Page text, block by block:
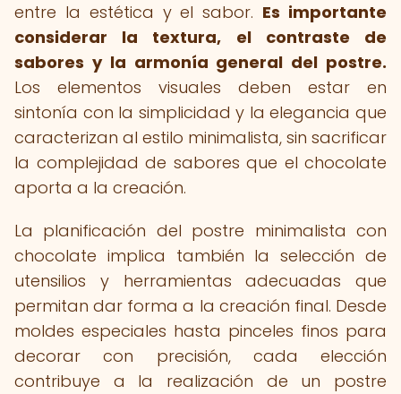
entre la estética y el sabor. Es importante
considerar la textura, el contraste de
sabores y la armonía general del postre.
Los elementos visuales deben estar en
sintonía con la simplicidad y la elegancia que
caracterizan al estilo minimalista, sin sacrificar
la complejidad de sabores que el chocolate
aporta a la creación.
La planificación del postre minimalista con
chocolate implica también la selección de
utensilios y herramientas adecuadas que
permitan dar forma a la creación final. Desde
moldes especiales hasta pinceles finos para
decorar con precisión, cada elección
contribuye a la realización de un postre